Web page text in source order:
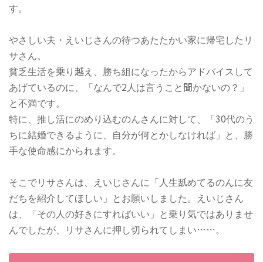
す。
やさしい夫・えいじさんの待つあたたかい家に帰宅したリ
サさん。
貧乏生活を乗り越え、勝ち組になったからアドバイスして
あげているのに、「なんで2人は言うこと聞かないの？」
と不満です。
特に、推し活にのめり込むのんさんに対して、「30代のう
ちに結婚できるように、自分が何とかしなければ」と、勝
手な使命感にかられます。
そこでリサさんは、えいじさんに「人生舐めてるのんに友
だちを紹介してほしい」とお願いしました。えいじさん
は、「その人の好きにすればいい」と乗り気ではありませ
んでしたが、リサさんに押し切られてしまい……。